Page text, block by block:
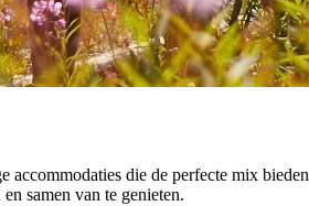
die de perfecte mix
samen van te genieten.